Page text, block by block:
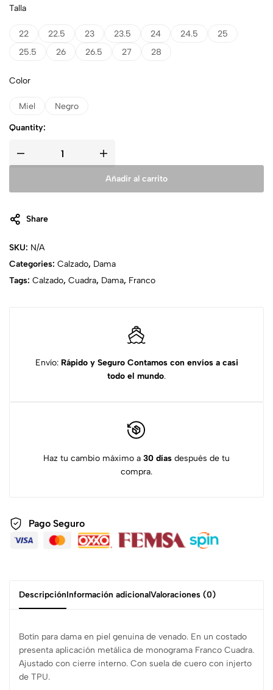
Talla
22 22.5 23 23.5 24 24.5
25
25.5
26 26.5 27 28
Color
Miel Negro
Quantity:
Añadir al carrito
Share
SKU: N/A
Categories: Calzado, Dama
Tags: Calzado, Cuadra, Dama, Franco
Envío: Rápido y Seguro Contamos con envíos a casi
todo el mundo.
Haz tu cambio máximo a 30 días después de tu
compra.
Pago Seguro
DescripciónInformación adicionalValoraciones (0)
Botín para dama en piel genuina de venado. En un costado
presenta aplicación metálica de monograma Franco Cuadra.
Ajustado con cierre interno. Con suela de cuero con injerto
de TPU.